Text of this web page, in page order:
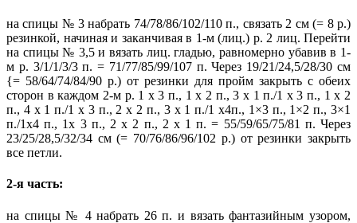
на спицы № 3 набрать 74/78/86/102/110 п., связать 2 см (= 8 р.)
резинкой, начиная и заканчивая в 1-м (лиц.) р. 2 лиц. Перейти
на спицы № 3,5 и вязать лиц. гладью, равномерно убавив в 1-
м p. 3/1/1/3/3 п. = 71/77/85/99/107 п. Через 19/21/24,5/28/30 см
{= 58/64/74/84/90 р.) от резинки для пройм закрыть с обеих
сторон в каждом 2-м р. 1 х 3 п., 1 х 2 п., 3 х 1 п./1 х 3 п., 1 х 2
п., 4 х 1 п./1 х 3 п., 2 х 2 п., 3 х 1 п./1 х4п., 1×3 п., 1×2 п., 3×1
п./1х4 п., 1х 3 п., 2 х 2 п., 2 х 1 п. = 55/59/65/75/81 п. Через
23/25/28,5/32/34 см (= 70/76/86/96/102 р.) от резинки закрыть
все петли.
2-я часть:
на спицы № 4 набрать 26 п. и вязать фантазийным узором,